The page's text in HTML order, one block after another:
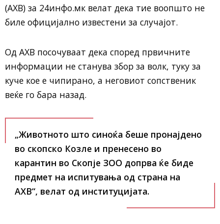
(АХВ) за 24инфо.мк велат дека тие воопшто не
биле официјално известени за случајот.
Од АХВ посочуваат дека според првичните
информации не станува збор за волк, туку за
куче кое е чипирано, а неговиот сопственик
веќе го бара назад.
„Животното што синоќа беше пронајдено
во скопско Козле и пренесено во
карантин во Скопје ЗОО допрва ќе биде
предмет на испитувања од страна на
АХВ“, велат од институцијата.